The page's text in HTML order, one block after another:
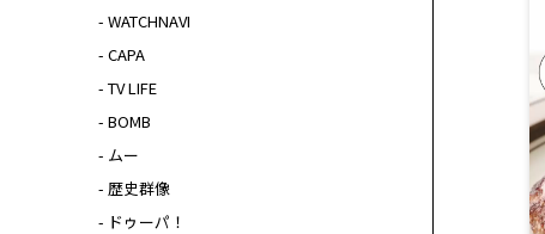
- WATCHNAVI
- CAPA
- TV LIFE
- BOMB
- ムー
- 歴史群像
- ドゥーパ！